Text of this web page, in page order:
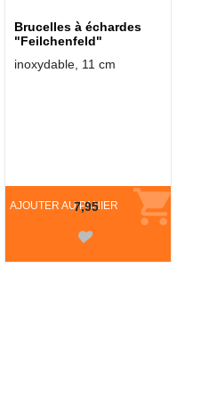
Brucelles à échardes
"Feilchenfeld"
inoxydable, 11 cm
AJOUTER AU PANIER
7,95